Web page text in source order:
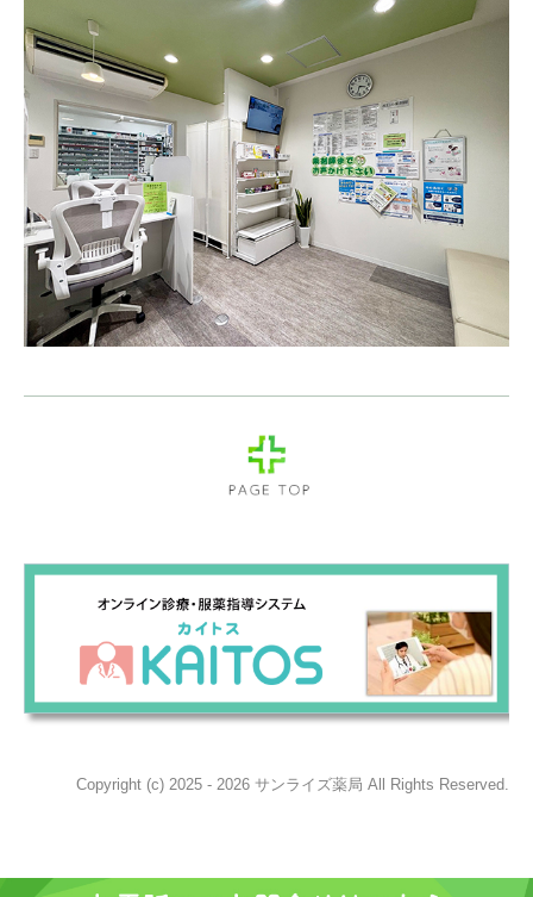
Copyright (c) 2025 - 2026 サンライズ薬局 All Rights Reserved.